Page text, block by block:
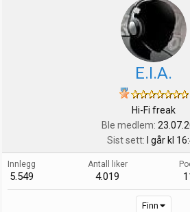
E.I.A.
Hi-Fi freak
Ble medlem
Sist sett
I går kl
Innlegg
5.549
Antall liker
4.019
Finn